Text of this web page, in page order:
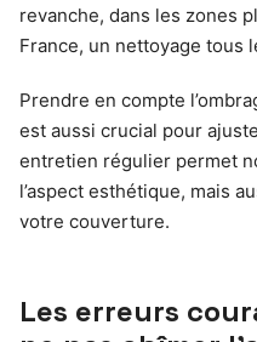
revanche, dans les zones
France, un nettoyage tous
Prendre en compte
est aussi crucial pour
entretien régulier permet
l’aspect esthétique, mais
votre couverture.
Les erreurs